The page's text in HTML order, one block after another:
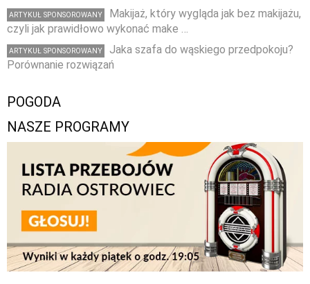
ARTYKUŁ SPONSOROWANY
Makijaż, który wygląda jak bez makijażu,
czyli jak prawidłowo wykonać make …
ARTYKUŁ SPONSOROWANY
Jaka szafa do wąskiego przedpokoju?
Porównanie rozwiązań
POGODA
NASZE PROGRAMY